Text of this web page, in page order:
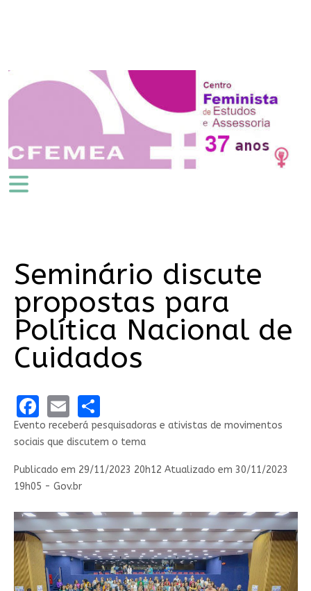
Seminário discute
propostas para
Política Nacional de
Cuidados
Facebook
EmailShare
Evento receberá pesquisadoras e ativistas de movimentos
sociais que discutem o tema
Publicado em 29/11/2023 20h12 Atualizado em 30/11/2023
19h05 - Gov.br